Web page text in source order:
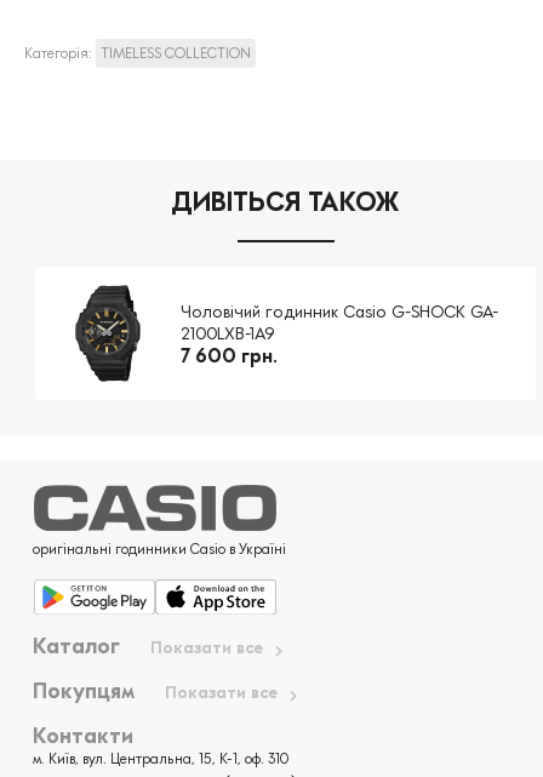
Категорія: TIMELESS COLLECTION
ДИВІТЬСЯ ТАКОЖ
Чоловічий годинник Casio G-SHOCK GA-
2100LXB-1A9
7 600 грн.
оригінальні годинники Casio в Україні
Каталог Показати все
Покупцям Показати все
Контакти
м. Київ, вул. Центральна, 15, К-1, оф. 310